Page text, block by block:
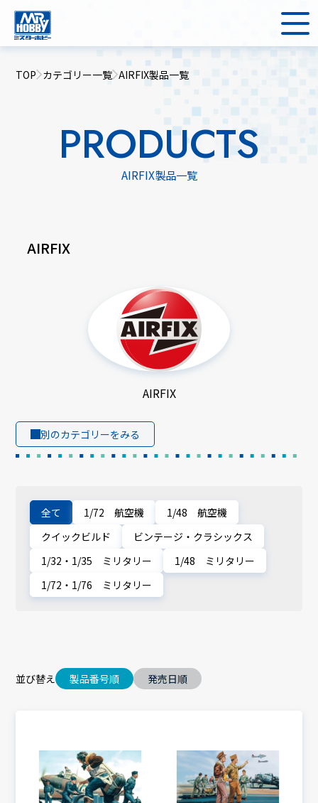
TOP カテゴリー一覧 AIRFIX製品一覧
PRODUCTS
AIRFIX製品一覧
AIRFIX
AIRFIX
別のカテゴリーをみる
全て 1/72 航空機
1/48 航空機
クイックビルド
ビンテージ・クラシックス
1/32・1/35 ミリタリー
1/48 ミリタリー
1/72・1/76 ミリタリー
並び替え 製品番号順 発売日順